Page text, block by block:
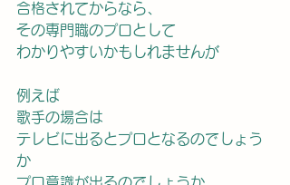
合格されてからなら、
その専門職のプロとして
わかりやすいかもしれませんが
例えば
歌手の場合は
テレビに出るとプロとなるのでしょう
か